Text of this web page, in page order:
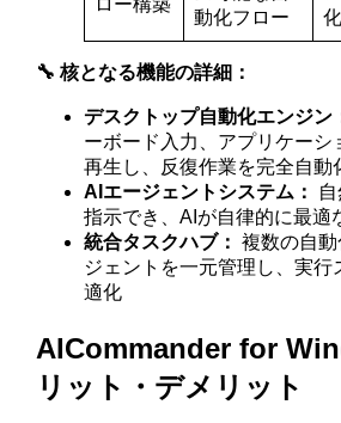
動化フロー
化
🔧 核となる機能の詳細：
デスクトップ自動化エンジン
ーボード入力、アプリケーシ
再生し、反復作業を完全自動
AIエージェントシステム：
指示でき、AIが自律的に最適
統合タスクハブ： 複数の自
ジェントを一元管理し、実行
適化
AICommander for
リット・デメリット